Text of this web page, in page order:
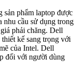
phẩm laptop được
nhu cầu sử dụng trong
phải chăng. Dell
kế sang trọng với
của Intel. Dell
đối với người dùng